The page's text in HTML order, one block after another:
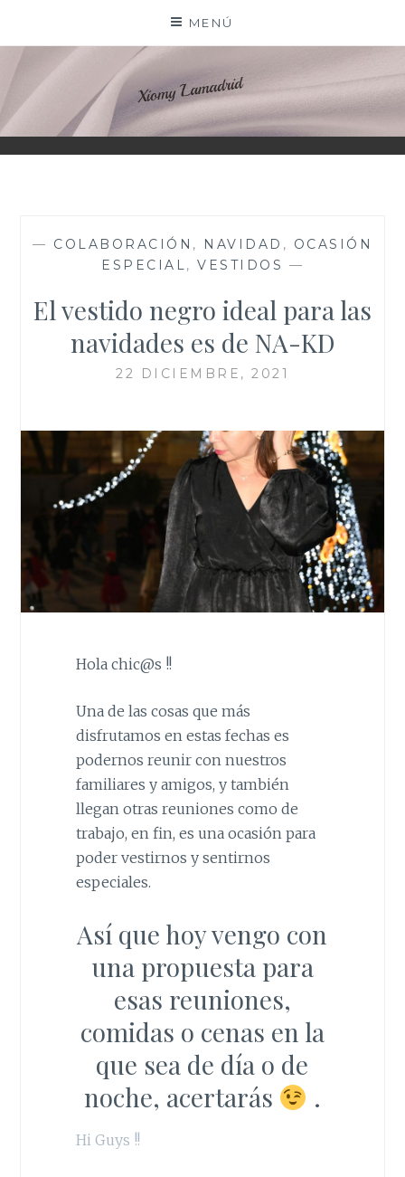
contenido
MENÚ
XIOMY LAMADRID
— COLABORACIÓN , NAVIDAD , OCASIÓN
ESPECIAL, VESTIDOS —
El vestido negro ideal para las
navidades es de NA-KD
22 DICIEMBRE, 2021
Hola chic@s !!
Una de las cosas que más
disfrutamos en estas fechas es
podernos reunir con nuestros
familiares y amigos, y también
llegan otras reuniones como de
trabajo, en fin, es una ocasión para
poder vestirnos y sentirnos
especiales.
Así que hoy vengo con
una propuesta para
esas reuniones,
comidas o cenas en la
que sea de día o de
noche, acertarás
.
Hi Guys !!